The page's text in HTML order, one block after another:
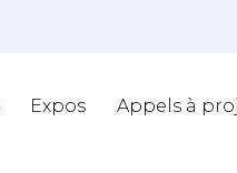
Expos Appels à